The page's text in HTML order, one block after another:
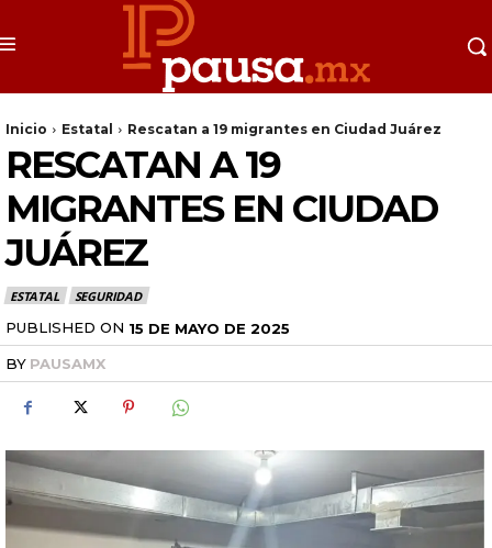
Inicio Estatal Rescatan a 19 migrantes en Ciudad Juárez
RESCATAN A 19
MIGRANTES EN CIUDAD
JUÁREZ
ESTATAL SEGURIDAD
PUBLISHED ON 15 DE MAYO DE 2025
BY PAUSAMX